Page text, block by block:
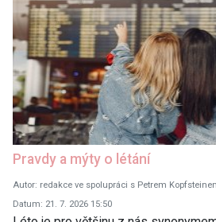
Pravdy a mýty o létání
Autor: redakce ve spolupráci s Petrem
Datum: 21. 7. 2026 15:50